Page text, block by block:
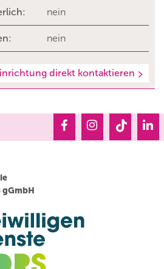
nein
nein
direkt kontaktieren